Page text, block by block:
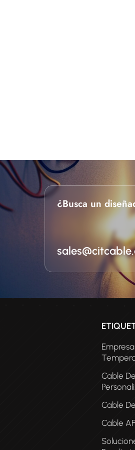
¿Busca un
Cable
Cable
Cable